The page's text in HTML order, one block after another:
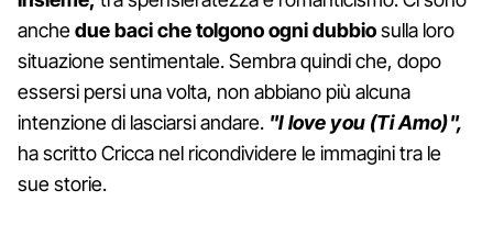
anchedue baci che tolgono ogni dubbiosulla loro
situazione sentimentale. Sembra quindi che, dopo
essersi persi una volta, non abbiano più alcuna
intenzione di lasciarsi andare. "I love you (Ti Amo)",
ha scritto Cricca nel ricondividere le immagini tra le
sue storie.